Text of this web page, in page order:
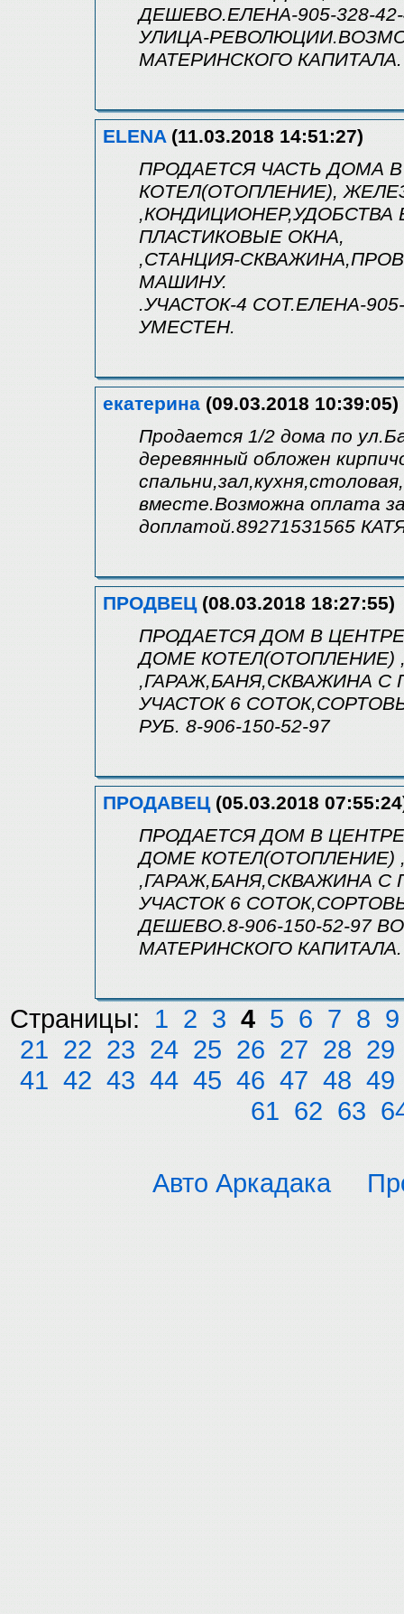
ДЕШЕВО.ЕЛЕНА-905-328-
УЛИЦА-
МАТЕРИНСКОГО КАПИТАЛА.
ELENA(11.03.2018 14:51:27)
ПРОДАЕТСЯ ЧАСТЬ ДОМА
КОТЕЛ(ОТОПЛЕНИЕ),
,КОНДИЦИОНЕР,УДОБСТВА
ПЛАСТИКОВЫЕ ОКНА,
,СТАНЦИЯ-
МАШИНУ.
.УЧАСТОК-4 СОТ.ЕЛЕНА-
УМЕСТЕН.
екатерина (09.03.2018 10:39:05)
Продается 1/2 дома по
деревянный обложен
вместе.Возможна оплата
доплатой.89271531565
ПРОДВЕЦ(08.03.2018 18:27:55)
ПРОДАЕТСЯ ДОМ В ЦЕНТРЕ
ДОМЕ КОТЕЛ(ОТОПЛЕНИЕ)
,ГАРАЖ,БАНЯ,СКВАЖИНА
УЧАСТОК 6
РУБ. 8-906-150-52-97
ПРОДАВЕЦ(05.03.2018
ПРОДАЕТСЯ ДОМ В ЦЕНТРЕ
ДОМЕ КОТЕЛ(ОТОПЛЕНИЕ)
,ГАРАЖ,БАНЯ,СКВАЖИНА
УЧАСТОК 6
ДЕШЕВО.8-906-150-52-97
МАТЕРИНСКОГО КАПИТАЛА.
Страницы: 1 2 3 4 5 6 7 8 9
21 22 23 24 25 26 27 28 29
41 42 43 44 45 46 47 48 49
61 62 63
Авто Аркадака